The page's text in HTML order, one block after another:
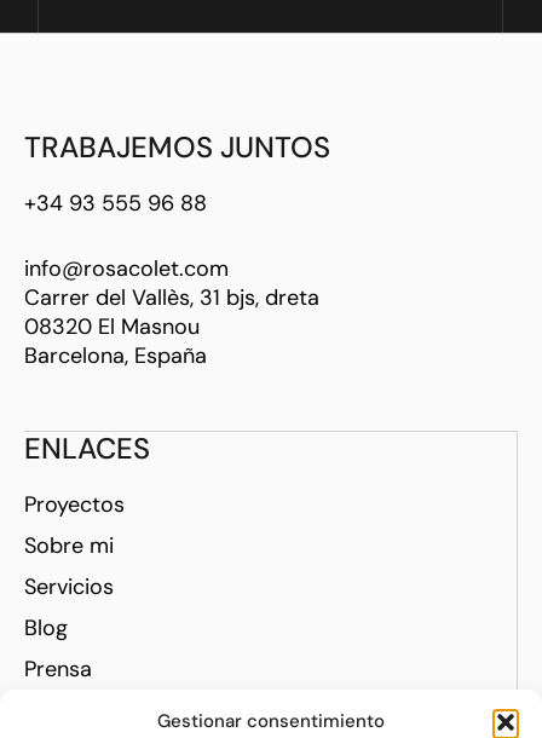
Gestionar consentimiento
TRABAJEMOS JUNTOS
+34 93 555 96 88
info@rosacolet.com
Carrer del Vallès, 31 bjs, dreta
08320 El Masnou
Barcelona, España
ENLACES
Proyectos
Sobre mi
Servicios
Blog
Prensa